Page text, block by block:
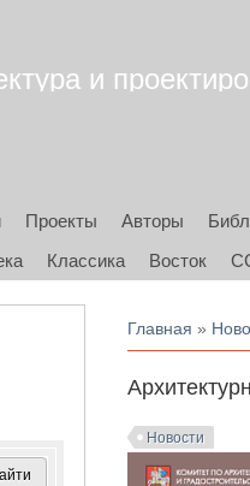
и
Проекты Авторы
Классика Восток
Вы здесь
Главная »
Новости